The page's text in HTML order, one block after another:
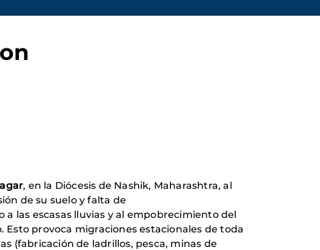
, en la Diócesis de Nashik, Maharashtra, al
de su suelo y falta de
las escasas lluvias y al empobrecimiento del
Esto provoca migraciones estacionales de toda
(fabricación de ladrillos, pesca, minas de